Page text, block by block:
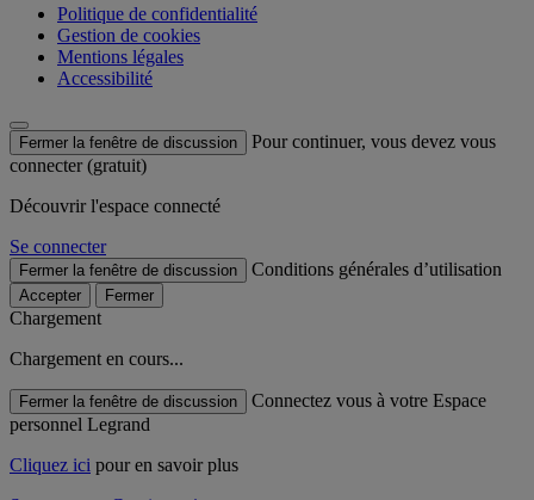
Politique de confidentialité
Gestion de cookies
Mentions légales
Accessibilité
Fermer la fenêtre de discussion
Pour continuer, vous devez vous
connecter (gratuit)
Découvrir l'espace connecté
Se connecter
Fermer la fenêtre de discussion Conditions générales d’utilisation
Accepter Fermer
Chargement
Chargement en cours...
Fermer la fenêtre de discussion
Connectez vous à votre Espace
personnel Legrand
Cliquez ici pour en savoir plus